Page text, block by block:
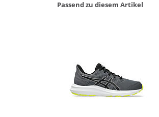
Passend zu diesem Artikel